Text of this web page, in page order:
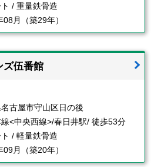
/ 重量鉄骨造
08月（築29年）
ズ伍番館
古屋市守山区日の後
<中央西線>/春日井駅/ 徒歩53分
/ 軽量鉄骨造
09月（築20年）